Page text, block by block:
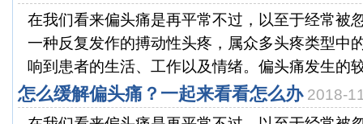
在我们看来偏头痛是再平常不过，以至于经常被
一种反复发作的搏动性头疼，属众多头疼类型中
响到患者的生活、工作以及情绪。偏头痛发生的
怎么缓解偏头痛？一起来看看怎么办 2018-